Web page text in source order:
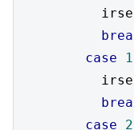
case
1
case
2